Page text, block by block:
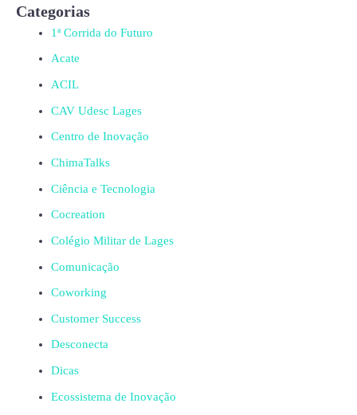
Categorias
1ª Corrida do Futuro
Acate
ACIL
CAV Udesc Lages
Centro de Inovação
ChimaTalks
Ciência e Tecnologia
Cocreation
Colégio Militar de Lages
Comunicação
Coworking
Customer Success
Desconecta
Dicas
Ecossistema de Inovação